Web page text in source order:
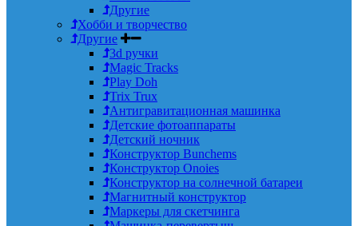
Другие
Хобби и творчество
Другие
3d ручки
Magic Tracks
Play Doh
Trix Trux
Антигравитационная машинка
Детские фотоаппараты
Детский ночник
Конструктор Bunchems
Конструктор Onoies
Конструктор на солнечной батареи
Магнитный конструктор
Маркеры для скетчинга